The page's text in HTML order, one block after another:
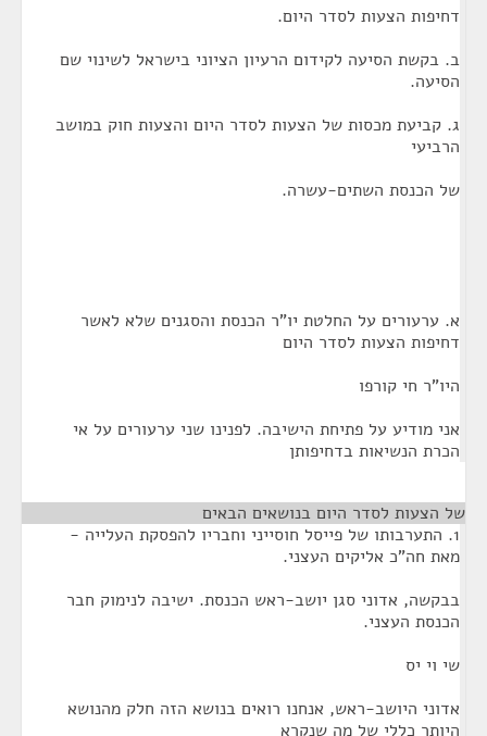
דחיפות הצעות לסדר היום.
ב. בקשת הסיעה לקידום הרעיון הציוני בישראל לשינוי שם
הסיעה.
ג. קביעת מכסות של הצעות לסדר היום והצעות חוק במושב
הרביעי
של הכנסת השתים-עשרה.
א. ערעורים על החלטת יו"ר הכנסת והסגנים שלא לאשר
דחיפות הצעות לסדר היום
היו"ר חי קורפו
אני מודיע על פתיחת הישיבה. לפנינו שני ערעורים על אי
הכרת הנשיאות בדחיפותן
של הצעות לסדר היום בנושאים הבאים
1. התערבותו של פייסל חוסייני וחבריו להפסקת העלייה -
מאת חה"כ אליקים העצני.
בבקשה, אדוני סגן יושב-ראש הכנסת. ישיבה לנימוק חבר
הכנסת העצני.
שי וי יס
אדוני היושב-ראש, אנחנו רואים בנושא הזה חלק מהנושא
היותר כללי של מה שנקרא